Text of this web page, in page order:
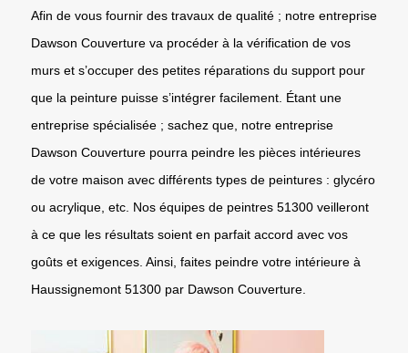
Afin de vous fournir des travaux de qualité ; notre entreprise
Dawson Couverture va procéder à la vérification de vos
murs et s’occuper des petites réparations du support pour
que la peinture puisse s’intégrer facilement. Étant une
entreprise spécialisée ; sachez que, notre entreprise
Dawson Couverture pourra peindre les pièces intérieures
de votre maison avec différents types de peintures : glycéro
ou acrylique, etc. Nos équipes de peintres 51300 veilleront
à ce que les résultats soient en parfait accord avec vos
goûts et exigences. Ainsi, faites peindre votre intérieure à
Haussignemont 51300 par Dawson Couverture.